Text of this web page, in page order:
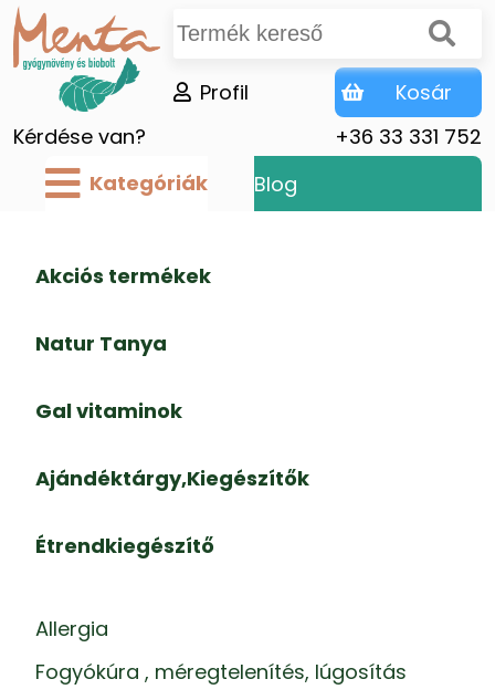
Kérdése van? +36 33 331 752
Profil Kosár
Kategóriák Blog
Akciós termékek
Natur Tanya
Gal vitaminok
Ajándéktárgy,Kiegészítők
Étrendkiegészítő
Allergia
Fogyókúra , méregtelenítés, lúgosítás